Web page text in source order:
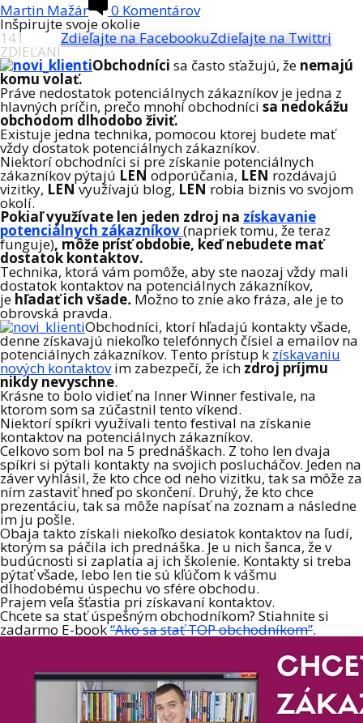
Martin Mažár 0 Komentárov
Inšpirujte svoje okolie
141
ZDIEĽANÍ
Zdieľajte na FacebookuZdieľajte na Twittri
Obchodníci sa často sťažujú, že nemajú
komu volať.
Práve nedostatok potenciálnych zákazníkov je jedna z
hlavných príčin, prečo mnohí obchodníci sa nedokážu
obchodom dlhodobo živiť.
Existuje jedna technika, pomocou ktorej budete mať
vždy dostatok potenciálnych zákazníkov.
Niektorí obchodníci si pre získanie potenciálnych
zákazníkov pýtajú LEN odporúčania, LEN rozdávajú
vizitky, LENvyužívajú blog, LEN robia biznis vo svojom
okolí.
Pokiaľ využívate len jeden zdroj na získavanie
potenciálnych zákazníkov(napriek tomu, že teraz
funguje), môže prísť obdobie, keď nebudete mať
dostatok kontaktov.
Technika, ktorá vám pomôže, aby ste naozaj vždy mali
dostatok kontaktov na potenciálnych zákazníkov,
je hľadať ich všade. Možno to znie ako fráza, ale je to
obrovská pravda.
Obchodníci, ktorí hľadajú kontakty všade,
denne získavajú niekoľko telefónnych čísiel a emailov na
potenciálnych zákazníkov. Tento prístup k získavaniu
nových kontaktovim zabezpečí, že ich zdroj príjmu
nikdy nevyschne.
Krásne to bolo vidieť na Inner Winner festivale, na
ktorom som sa zúčastnil tento víkend.
Niektorí spíkri využívali tento festival na získanie
kontaktov na potenciálnych zákazníkov.
Celkovo som bol na 5 prednáškach. Z toho len dvaja
spíkri si pýtali kontakty na svojich poslucháčov. Jeden na
záver vyhlásil, že kto chce od neho vizitku, tak sa môže za
ním zastaviť hneď po skončení. Druhý, že kto chce
prezentáciu, tak sa môže napísať na zoznam a následne
im ju pošle.
Obaja takto získali niekoľko desiatok kontaktov na ľudí,
ktorým sa páčila ich prednáška. Je u nich šanca, že v
budúcnosti si zaplatia aj ich školenie. Kontakty si treba
pýtať všade, lebo len tie sú kľúčom k vášmu
dlhodobému úspechu vo sfére obchodu.
Prajem veľa šťastia pri získavaní kontaktov.
Chcete sa stať úspešným obchodníkom? Stiahnite si
zadarmo E-book“Ako sa stať TOP obchodníkom”.